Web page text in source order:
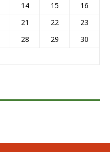
14 15
16
21 22
23
28 29
30